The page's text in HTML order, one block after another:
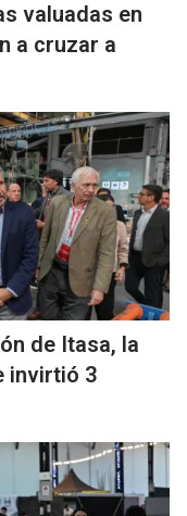
valuadas en
a cruzar a
de Itasa, la
invirtió 3